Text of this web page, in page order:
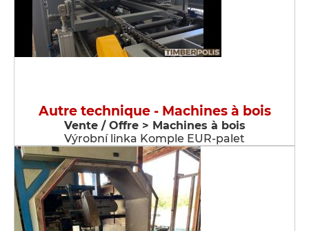
Autre technique - Machines à bois
Vente / Offre > Machines à bois
Výrobní linka Komple EUR-palet